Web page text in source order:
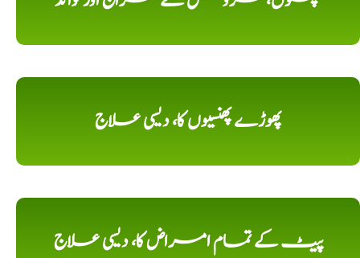
پھوڑے پھنسیوں کا، دیسی علاج
پیٹ کے تمام امراض کا، دیسی علاج